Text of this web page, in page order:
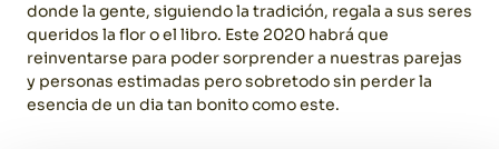
donde la gente, siguiendo la tradición, regala a sus seres
queridos la flor o el libro. Este 2020 habrá que
reinventarse para poder sorprender a nuestras parejas
y personas estimadas pero sobretodo sin perder la
esencia de un dia tan bonito como este.